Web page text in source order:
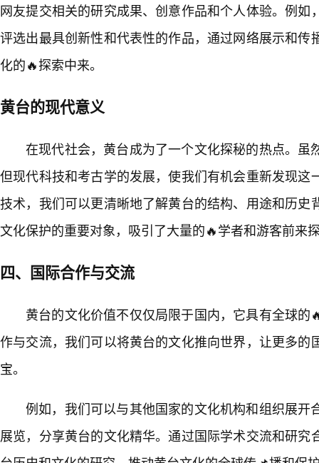
网友提交相关的研究成果、创意作品和个人体验。例如
评选出最具创新性和代表性的作品，通过网络展示和传
化的🔥探索中来。
黄台的现代意义
在现代社会，黄台成为了一个文化探秘的热点。虽
但现代科技和考古学的发展，使我们有机会重新发现这
技术，我们可以更清晰地了解黄台的结构、用途和历史
文化保护的重要对象，吸引了大量的🔥学者和游客前来
四、国际合作与交流
黄台的文化价值不仅仅局限于国内，它具有全球的
作与交流，我们可以将黄台的文化推向世界，让更多的
宝。
例如，我们可以与其他国家的文化机构和组织展开
展览，分享黄台的文化精华。通过国际学术交流和研究